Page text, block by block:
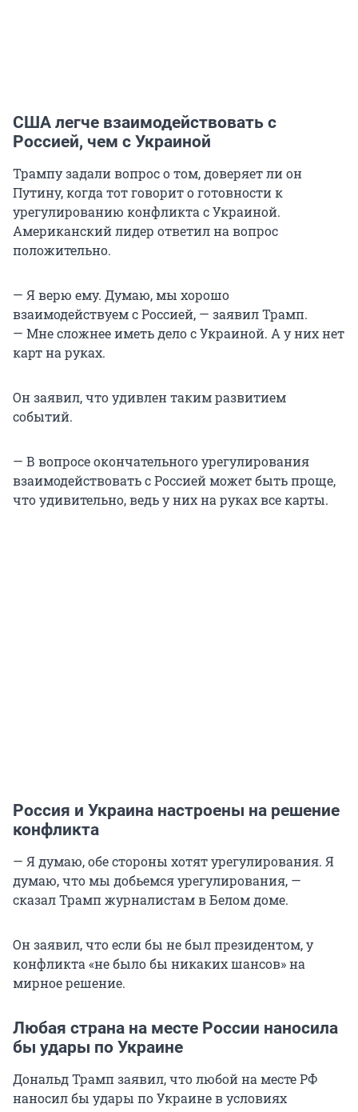
США легче взаимодействовать с
Россией, чем с Украиной
Трампу задали вопрос о том, доверяет ли он
Путину, когда тот говорит о готовности к
урегулированию конфликта с Украиной.
Американский лидер ответил на вопрос
положительно.
— Я верю ему. Думаю, мы хорошо
взаимодействуем с Россией, — заявил Трамп.
— Мне сложнее иметь дело с Украиной. А у них нет
карт на руках.
Он заявил, что удивлен таким развитием
событий.
— В вопросе окончательного урегулирования
взаимодействовать с Россией может быть проще,
что удивительно, ведь у них на руках все карты.
Россия и Украина настроены на решение
конфликта
— Я думаю, обе стороны хотят урегулирования. Я
думаю, что мы добьемся урегулирования, —
сказал Трамп журналистам в Белом доме.
Он заявил, что если бы не был президентом, у
конфликта «не было бы никаких шансов» на
мирное решение.
Любая страна на месте России наносила
бы удары по Украине
Дональд Трамп заявил, что любой на месте РФ
наносил бы удары по Украине в условиях